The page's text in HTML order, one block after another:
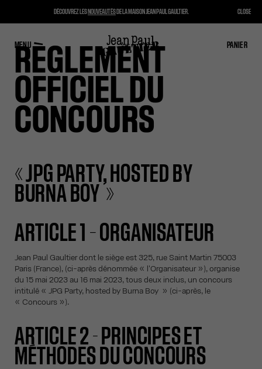
MENU PANIER
FERMER PANIER
RÈGLEMENT
OFFICIEL DU
CONCOURS
« JPG PARTY, HOSTED BY
BURNA BOY »
ARTICLE 1 – ORGANISATEUR
Jean Paul Gaultier dont le siège est 325, rue Saint Martin 75003
Paris (France), (ci-après dénommée « l'Organisateur »), organise
du 15 mai 2023 au 16 mai 2023, tous deux inclus, un concours
intitulé « JPG Party, hosted by Burna Boy » (ci-après, le
« Concours »).
ARTICLE 2 - PRINCIPES ET
MÉTHODES DU CONCOURS
DÉCOUVREZ LESNOUVEAUTÉSDE LA MAISON JEAN PAUL GAULTIER. CLOSE